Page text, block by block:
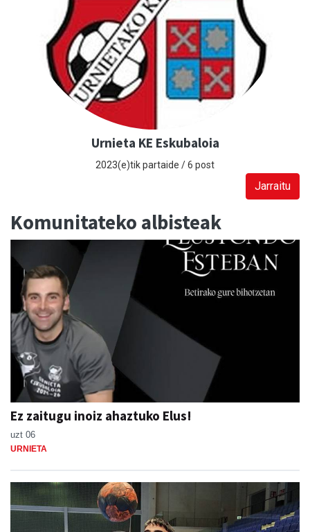
Urnieta KE Eskubaloia
2023(e)tik partaide / 6 post
Jarraitu
Komunitateko albisteak
Ez zaitugu inoiz ahaztuko Elus!
uzt 06
URNIETA